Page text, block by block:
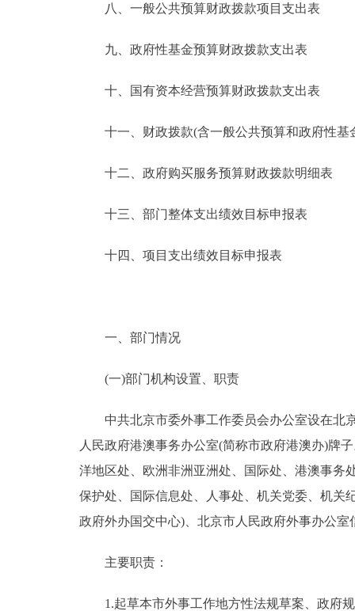
八、一般公共预算财政拨款项目支出表
九、政府性基金预算财政拨款支出表
十、国有资本经营预算财政拨款支出表
十一、财政拨款(含一般公共预算和政府性基
十二、政府购买服务预算财政拨款明细表
十三、部门整体支出绩效目标申报表
十四、项目支出绩效目标申报表
一、部门情况
(一)部门机构设置、职责
中共北京市委外事工作委员会办公室设在北京
人民政府港澳事务办公室(简称市政府港澳办)牌
洋地区处、欧洲非洲亚洲处、国际处、港澳事务
保护处、国际信息处、人事处、机关党委、机关
政府外办国交中心)、北京市人民政府外事办公
主要职责：
1.起草本市外事工作地方性法规草案、政府规